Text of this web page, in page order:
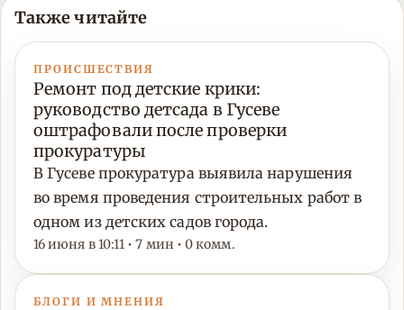
Также читайте
ПРОИСШЕСТВИЯ
Ремонт под детские крики:
руководство детсада в Гусеве
оштрафовали после проверки
прокуратуры
В Гусеве прокуратура выявила нарушения
во время проведения строительных работ в
одном из детских садов города.
16 июня в 10:11 • 7 мин • 0 комм.
БЛОГИ И МНЕНИЯ